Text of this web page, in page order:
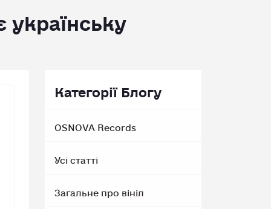
Категорії Блогу
OSNOVA Records
Усі статті
Загальне про вініл